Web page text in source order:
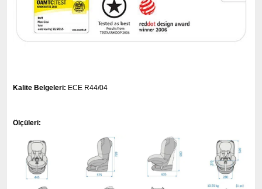
Kalite Belgeleri: ECE R44/04
Ölçüleri: